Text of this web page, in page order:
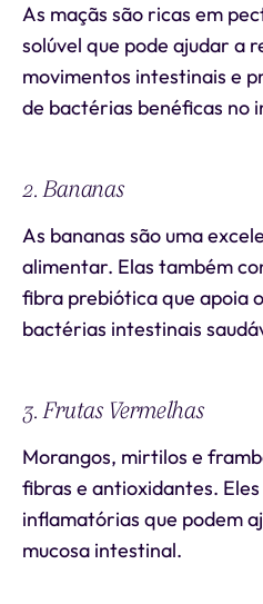
As maçãs são ricas em
solúvel que pode ajudar a
movimentos intestinais e
de bactérias benéficas no
2. Bananas
As bananas são uma
alimentar. Elas também
fibra prebiótica que apoia
bactérias intestinais
3. Frutas Vermelhas
Morangos, mirtilos e
fibras e antioxidantes.
inflamatórias que podem
mucosa intestinal.